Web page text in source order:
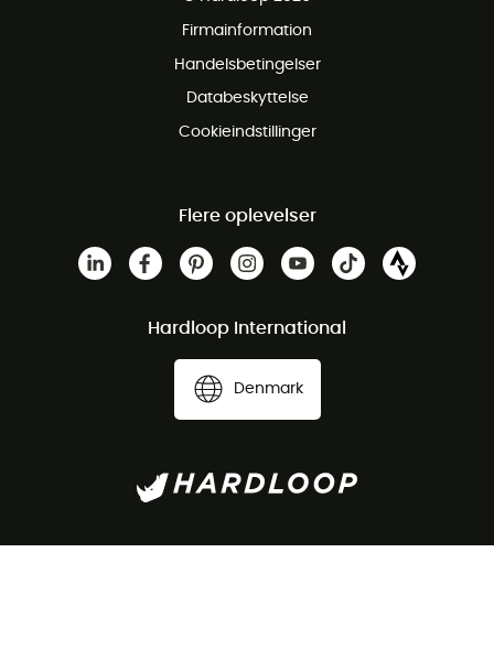
Firmainformation
Handelsbetingelser
Databeskyttelse
Cookieindstillinger
Flere oplevelser
Hardloop International
Denmark